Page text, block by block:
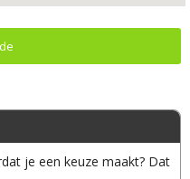
je een keuze maakt? Dat